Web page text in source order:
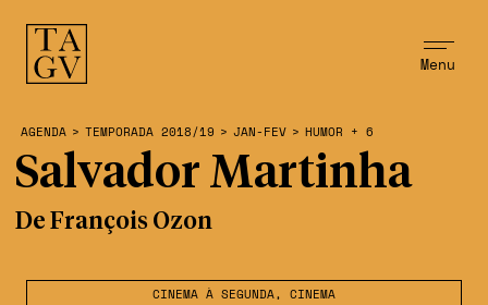
Menu
CINEMA À SEGUNDA, CINEMA
AGENDA > TEMPORADA 2018/19 > JAN-FEV > HUMOR + 6
Salvador Martinha
De François Ozon